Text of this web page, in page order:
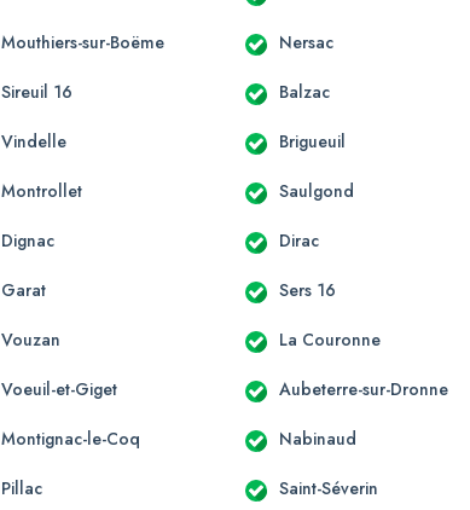
Mouthiers-sur-Boëme Nersac
Sireuil 16 Balzac
Vindelle Brigueuil
Montrollet Saulgond
Dignac Dirac
Garat Sers 16
Vouzan La Couronne
Voeuil-et-Giget Aubeterre-sur-Dronne
Montignac-le-Coq Nabinaud
Pillac Saint-Séverin